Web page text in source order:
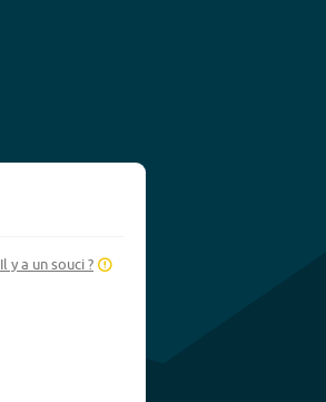
Il y a un souci ?